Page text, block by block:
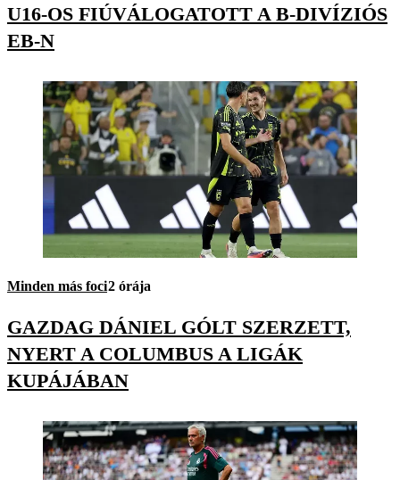
U16-OS FIÚVÁLOGATOTT A B-DIVÍZIÓS
EB-N
Minden más foci2 órája
GAZDAG DÁNIEL GÓLT SZERZETT,
NYERT A COLUMBUS A LIGÁK
KUPÁJÁBAN